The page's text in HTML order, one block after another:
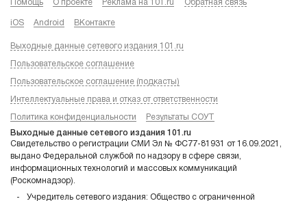
Помощь О проекте Реклама на 101.ru Обратная связь
iOS Android ВКонтакте
Выходные данные сетевого издания 101.ru
Пользовательское соглашение
Пользовательское соглашение (подкасты)
Интеллектуальные права и отказ от ответственности
Политика конфиденциальности Результаты СОУТ
Выходные данные сетевого издания 101.ru
Свидетельство о регистрации СМИ Эл № ФС77-81931 от 16.09.2021,
выдано Федеральной службой по надзору в сфере связи,
информационных технологий и массовых коммуникаций
(Роскомнадзор).
Учредитель сетевого издания: Общество с ограниченной